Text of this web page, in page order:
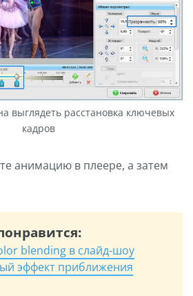
выглядеть расстановка ключевых
кадров
анимацию в плеере, а затем
blending в слайд-шоу
эффект приближения